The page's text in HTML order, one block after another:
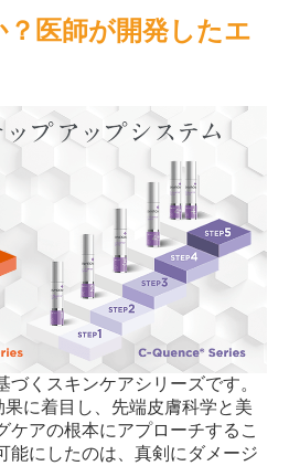
医師が開発したエ
づくスキンケアシリーズです。
に着目し、先端皮膚科学と美
ケアの根本にアプローチするこ
能にしたのは、真剣にダメージ